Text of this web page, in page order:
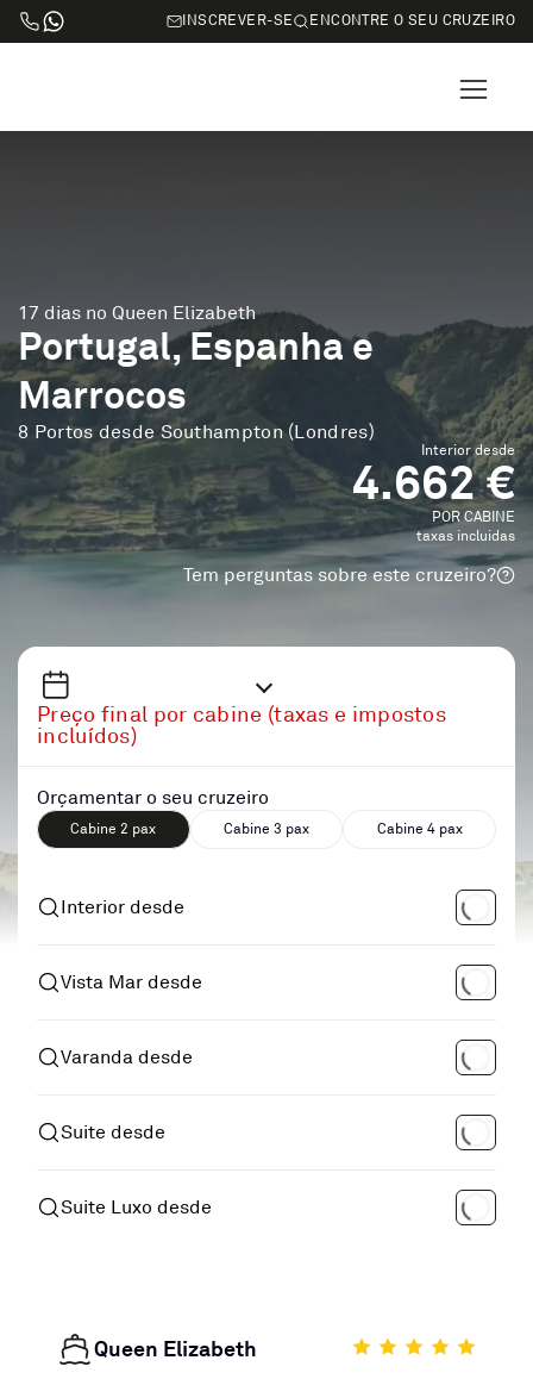
INSCREVER-SE ENCONTRE O SEU CRUZEIRO
17 dias no Queen Elizabeth
Portugal, Espanha e
Marrocos
8 Portos desde Southampton (Londres)
Interior desde
4.662 €
POR CABINE
taxas incluidas
Tem perguntas sobre este cruzeiro?
Preço final por cabine (taxas e impostos
incluídos)
Orçamentar o seu cruzeiro
Cabine 2 pax Cabine 3 pax Cabine 4 pax
Interior desde
Vista Mar desde
Varanda desde
Suite desde
Suite Luxo desde
Queen Elizabeth